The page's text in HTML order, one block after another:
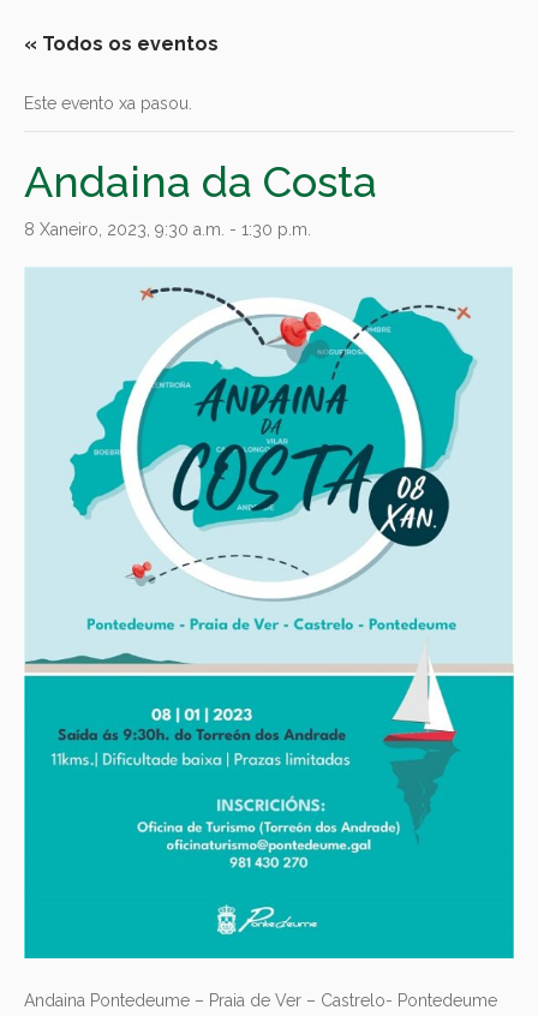
« Todos os eventos
Este evento xa pasou.
Andaina da Costa
8 Xaneiro, 2023, 9:30 a.m. - 1:30 p.m.
Andaina Pontedeume – Praia de Ver – Castrelo- Pontedeume